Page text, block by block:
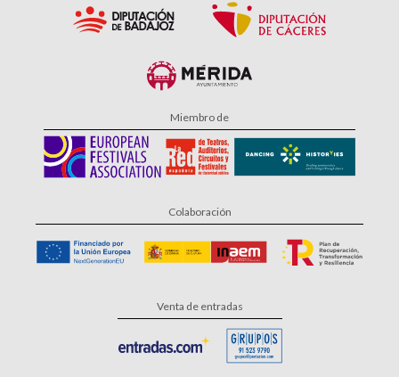
Miembro de
Colaboración
Venta de entradas